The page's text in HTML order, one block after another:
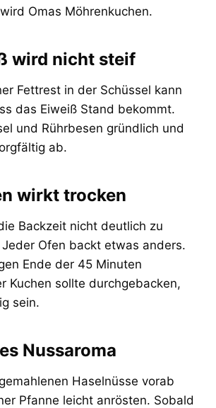
Omas Möhrenkuchen.
wird nicht steif
Fettrest in der Schüssel kann
das Eiweiß Stand bekommt.
und Rührbesen gründlich und
ab.
wirkt trocken
Backzeit nicht deutlich zu
Ofen backt etwas anders.
Ende der 45 Minuten
Kuchen sollte durchgebacken,
sein.
Nussaroma
Haselnüsse vorab
Pfanne leicht anrösten. Sobald